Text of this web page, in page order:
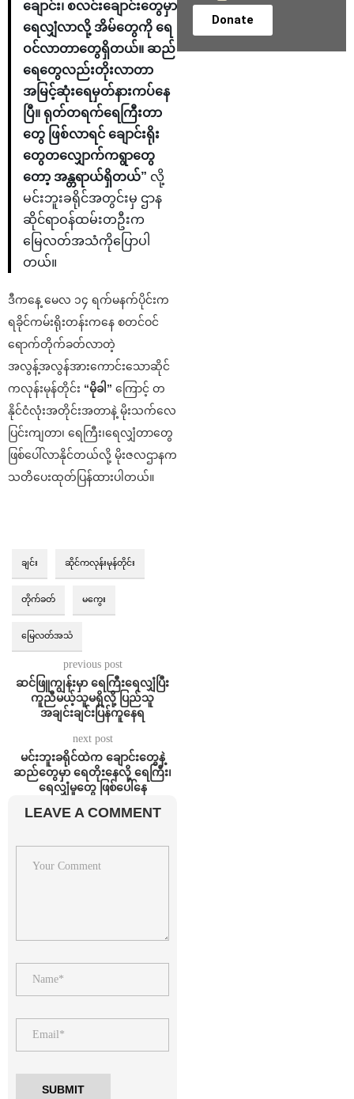
ချောင်း၊ စလင်းချောင်းတွေမှာ
ရေလျှံလာလို့ အိမ်တွေကို ရေ
ဝင်လာတာတွေရှိတယ်။ ဆည်
ရေတွေလည်းတိုးလာတာ
အမြင့်ဆုံးရေမှတ်နားကပ်နေ
ပြီ။ ရုတ်တရက်ရေကြီးတာ
တွေ ဖြစ်လာရင် ချောင်းရိုး
တွေတလျှောက်ကရွာတွေ
တော့ အန္တရာယ်ရှိတယ်” လို့
မင်းဘူးခရိုင်အတွင်းမှ ဌာန
ဆိုင်ရာဝန်ထမ်းတဦးက
မြေလတ်အသံကိုပြောပါ
တယ်။
ဒီကနေ့ မေလ ၁၄ ရက်မနက်ပိုင်းက
ရခိုင်ကမ်းရိုးတန်းကနေ စတင်ဝင်
ရောက်တိုက်ခတ်လာတဲ့
အလွန့်အလွန်အားကောင်းသောဆိုင်
ကလုန်းမုန်တိုင်း “မိုခါ” ကြောင့် တ
နိုင်ငံလုံးအတိုင်းအတာနဲ့ မိုးသက်လေ
ပြင်းကျတာ၊ ရေကြီး၊ရေလျှံတာတွေ
ဖြစ်ပေါ်လာနိုင်တယ်လို့ မိုးဇလဌာနက
သတိပေးထုတ်ပြန်ထားပါတယ်။
ချင်း ဆိုင်ကလုန်းမုန်တိုင်း
တိုက်ခတ် မကွေး
မြေလတ်အသံ
previous post
ဆင်ဖြူကျွန်းမှာ ရေကြီးရေလျှံပြီး
ကူညီမယ့်သူမရှိလို့ ပြည်သူ
အချင်းချင်းပြန်ကူနေရ
next post
မင်းဘူးခရိုင်ထဲက ချောင်းတွေနဲ့
ဆည်တွေမှာ ရေတိုးနေလို့ ရေကြီး၊
ရေလျှံမှုတွေ ဖြစ်ပေါ်နေ
LEAVE A COMMENT
Donate